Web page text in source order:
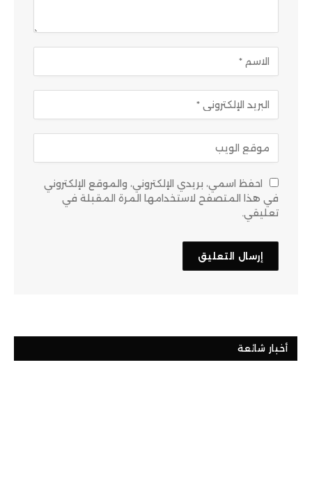
احفظ اسمي، بريدي الإلكتروني، والموقع الإلكتروني
في هذا المتصفح لاستخدامها المرة المقبلة في
تعليقي.
أخبار شائعة